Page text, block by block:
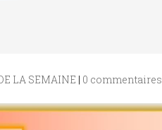
LA SEMAINE | 0 commentaires